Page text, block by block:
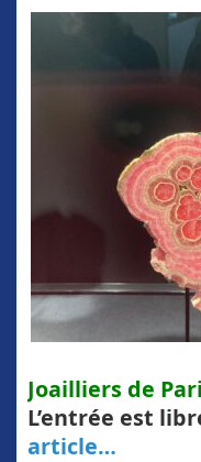
Joailliers de
L’entrée est
article…